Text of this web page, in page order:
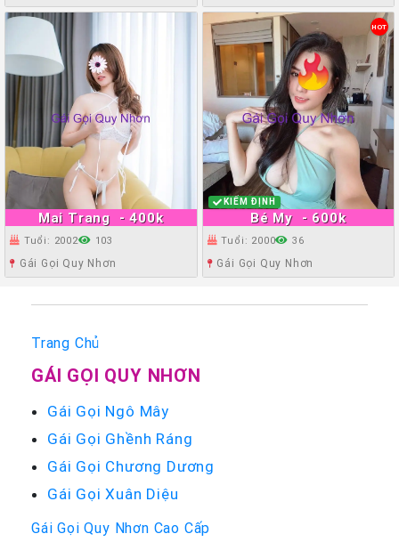
Mai Trang - 400k
Tuổi: 2002 103
Gái Gọi Quy Nhơn
Bé My - 600k
HOT
KIỂM ĐỊNH
Tuổi: 2000 36
Gái Gọi Quy Nhơn
Trang Chủ
GÁI GỌI QUY NHƠN
Gái Gọi Ngô Mây
Gái Gọi Ghềnh Ráng
Gái Gọi Chương Dương
Gái Gọi Xuân Diệu
Gái Gọi Quy Nhơn Cao Cấp